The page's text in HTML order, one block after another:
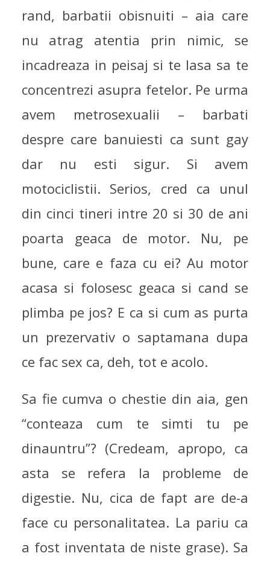
rand, barbatii obisnuiti – aia care
nu atrag atentia prin nimic, se
incadreaza in peisaj si te lasa sa te
concentrezi asupra fetelor. Pe urma
avem metrosexualii – barbati
despre care banuiesti ca sunt gay
dar nu esti sigur. Si avem
motociclistii. Serios, cred ca unul
din cinci tineri intre 20 si 30 de ani
poarta geaca de motor. Nu, pe
bune, care e faza cu ei? Au motor
acasa si folosesc geaca si cand se
plimba pe jos? E ca si cum as purta
un prezervativ o saptamana dupa
ce fac sex ca, deh, tot e acolo.
Sa fie cumva o chestie din aia, gen
“conteaza cum te simti tu pe
dinauntru”? (Credeam, apropo, ca
asta se refera la probleme de
digestie. Nu, cica de fapt are de-a
face cu personalitatea. La pariu ca
a fost inventata de niste grase). Sa